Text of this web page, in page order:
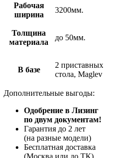
Рабочая
ширина
3200мм.
Толщина
материала
до 50мм.
В базе
2 приставных
стола, Maglev
Дополнительные выгоды:
Одобрение в Лизинг
по двум документам!
Гарантия до 2 лет
(на разные модели)
Бесплатная доставка
(Москва или до ТК)